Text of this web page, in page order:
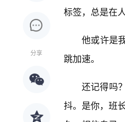
分享
标签，总是在
他或许是
跳加速。
还记得吗
抖。是你，班